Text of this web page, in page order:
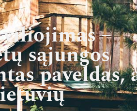
–
sąjungos
paveldas,